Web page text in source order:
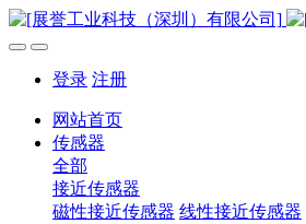
登录 注册
网站首页
传感器
全部
接近传感器
磁性接近传感器 线性接近传感器